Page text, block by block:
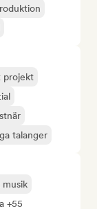
projekt
talanger
musik
+55